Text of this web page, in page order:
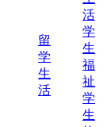
留
学
生
活
活
学
生
福
祉
学
生